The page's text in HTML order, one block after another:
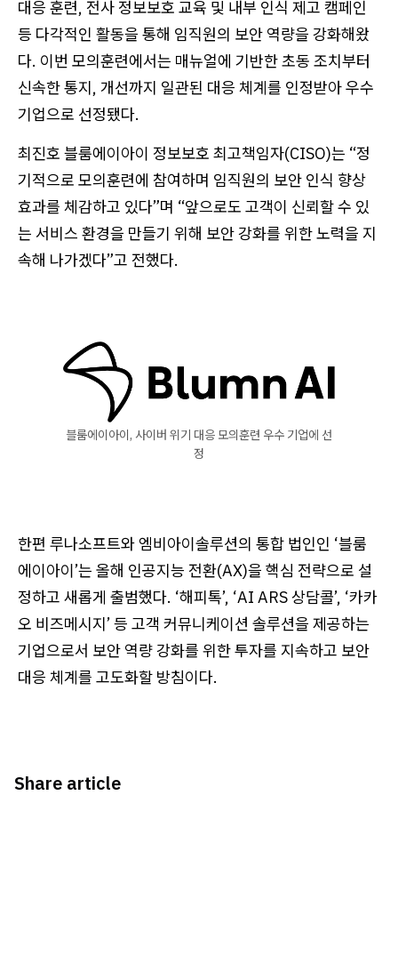
대응 훈련, 전사 정보보호 교육 및 내부 인식 제고 캠페인
등 다각적인 활동을 통해 임직원의 보안 역량을 강화해왔
다. 이번 모의훈련에서는 매뉴얼에 기반한 초동 조치부터
신속한 통지, 개선까지 일관된 대응 체계를 인정받아 우수
기업으로 선정됐다.
최진호 블룸에이아이 정보보호 최고책임자(CISO)는 “정
기적으로 모의훈련에 참여하며 임직원의 보안 인식 향상
효과를 체감하고 있다”며 “앞으로도 고객이 신뢰할 수 있
는 서비스 환경을 만들기 위해 보안 강화를 위한 노력을 지
속해 나가겠다”고 전했다.
블룸에이아이, 사이버 위기 대응 모의훈련 우수 기업에 선
정
한편 루나소프트와 엠비아이솔루션의 통합 법인인 ‘블룸
에이아이’는 올해 인공지능 전환(AX)을 핵심 전략으로 설
정하고 새롭게 출범했다. ‘해피톡’, ‘AI ARS 상담콜’, ‘카카
오 비즈메시지’ 등 고객 커뮤니케이션 솔루션을 제공하는
기업으로서 보안 역량 강화를 위한 투자를 지속하고 보안
대응 체계를 고도화할 방침이다.
Share article